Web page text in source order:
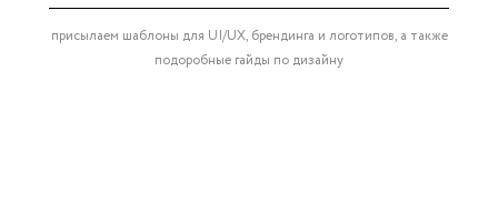
присылаем шаблоны для UI/UX, брендинга и логотипов, а также
подоробные гайды по дизайну